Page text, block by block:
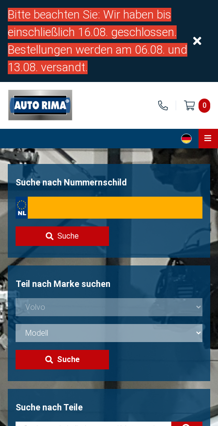
Bitte beachten Sie: Wir haben bis
einschließlich 16.08. geschlossen.
Bestellungen werden am 06.08. und
13.08. versandt.
0
Home
Über uns
Kontakt
Volvo Verkaufen?
Nicht gefunden?
Suche nach Nummernschild
Suche
Teil nach Marke suchen
Suche
Suche nach Teile